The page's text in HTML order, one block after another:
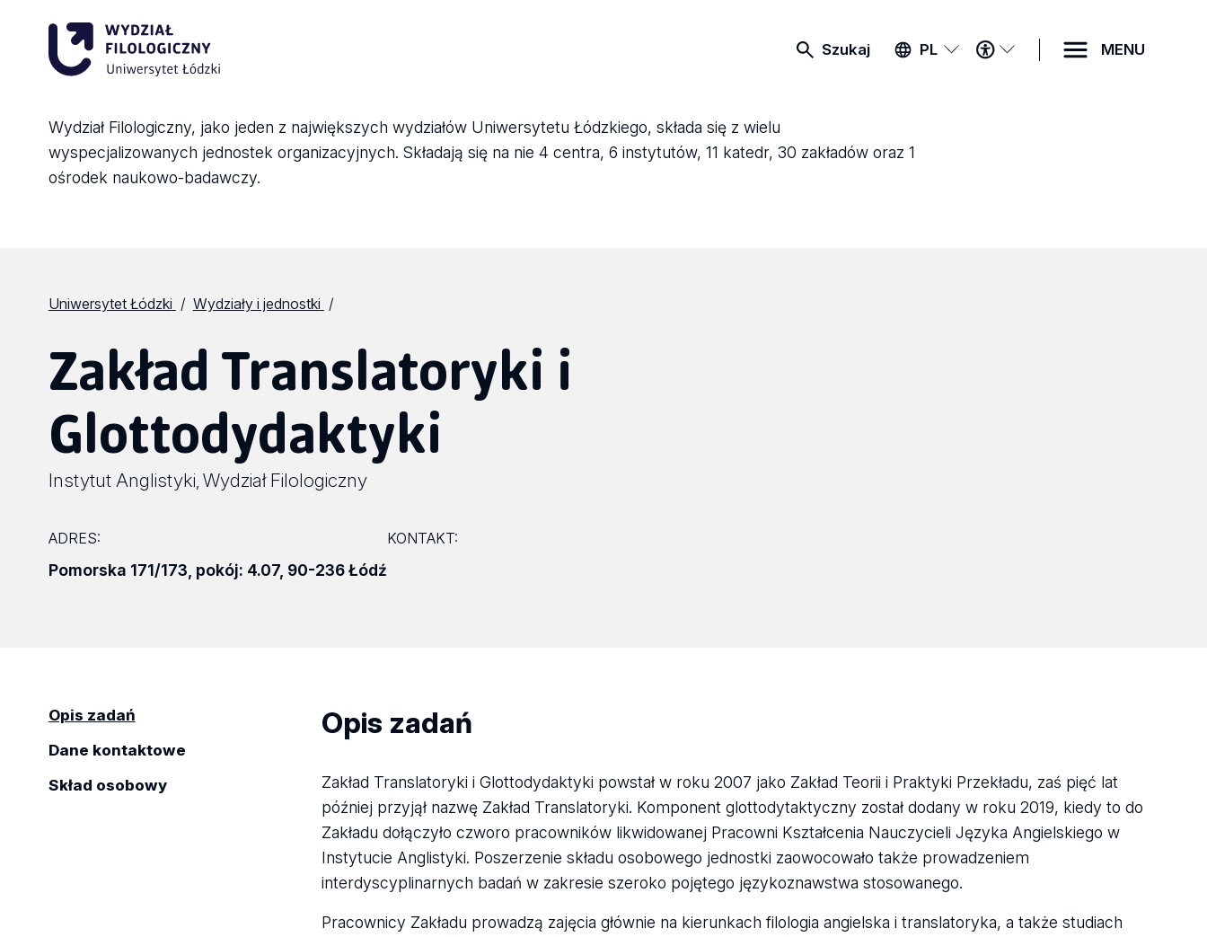
Szukaj PL
MENU
DOSTĘPNOŚCI
MENU
Wydział Filologiczny, jako jeden z największych wydziałów Uniwersytetu Łódzkiego, składa się z wielu
wyspecjalizowanych jednostek organizacyjnych. Składają się na nie 4 centra, 6 instytutów, 11 katedr, 30 zakładów oraz 1
ośrodek naukowo-badawczy.
Uniwersytet Łódzki Wydziały i jednostki
Zakład Translatoryki i
Glottodydaktyki
Instytut Anglistyki, Wydział Filologiczny
ADRES:
Pomorska 171/173, pokój: 4.07, 90-236 Łódź
KONTAKT:
Opis zadań
Dane kontaktowe
Skład osobowy
Opis zadań
Zakład Translatoryki i Glottodydaktyki powstał w roku 2007 jako Zakład Teorii i Praktyki Przekładu, zaś pięć lat
później przyjął nazwę Zakład Translatoryki. Komponent glottodytaktyczny został dodany w roku 2019, kiedy to do
Zakładu dołączyło czworo pracowników likwidowanej Pracowni Kształcenia Nauczycieli Języka Angielskiego w
Instytucie Anglistyki. Poszerzenie składu osobowego jednostki zaowocowało także prowadzeniem
interdyscyplinarnych badań w zakresie szeroko pojętego językoznawstwa stosowanego.
Pracownicy Zakładu prowadzą zajęcia głównie na kierunkach filologia angielska i translatoryka, a także studiach